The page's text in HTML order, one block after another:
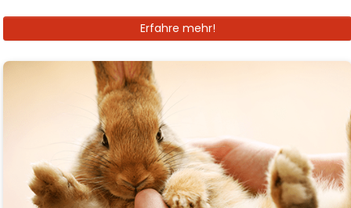
Erfahre mehr!